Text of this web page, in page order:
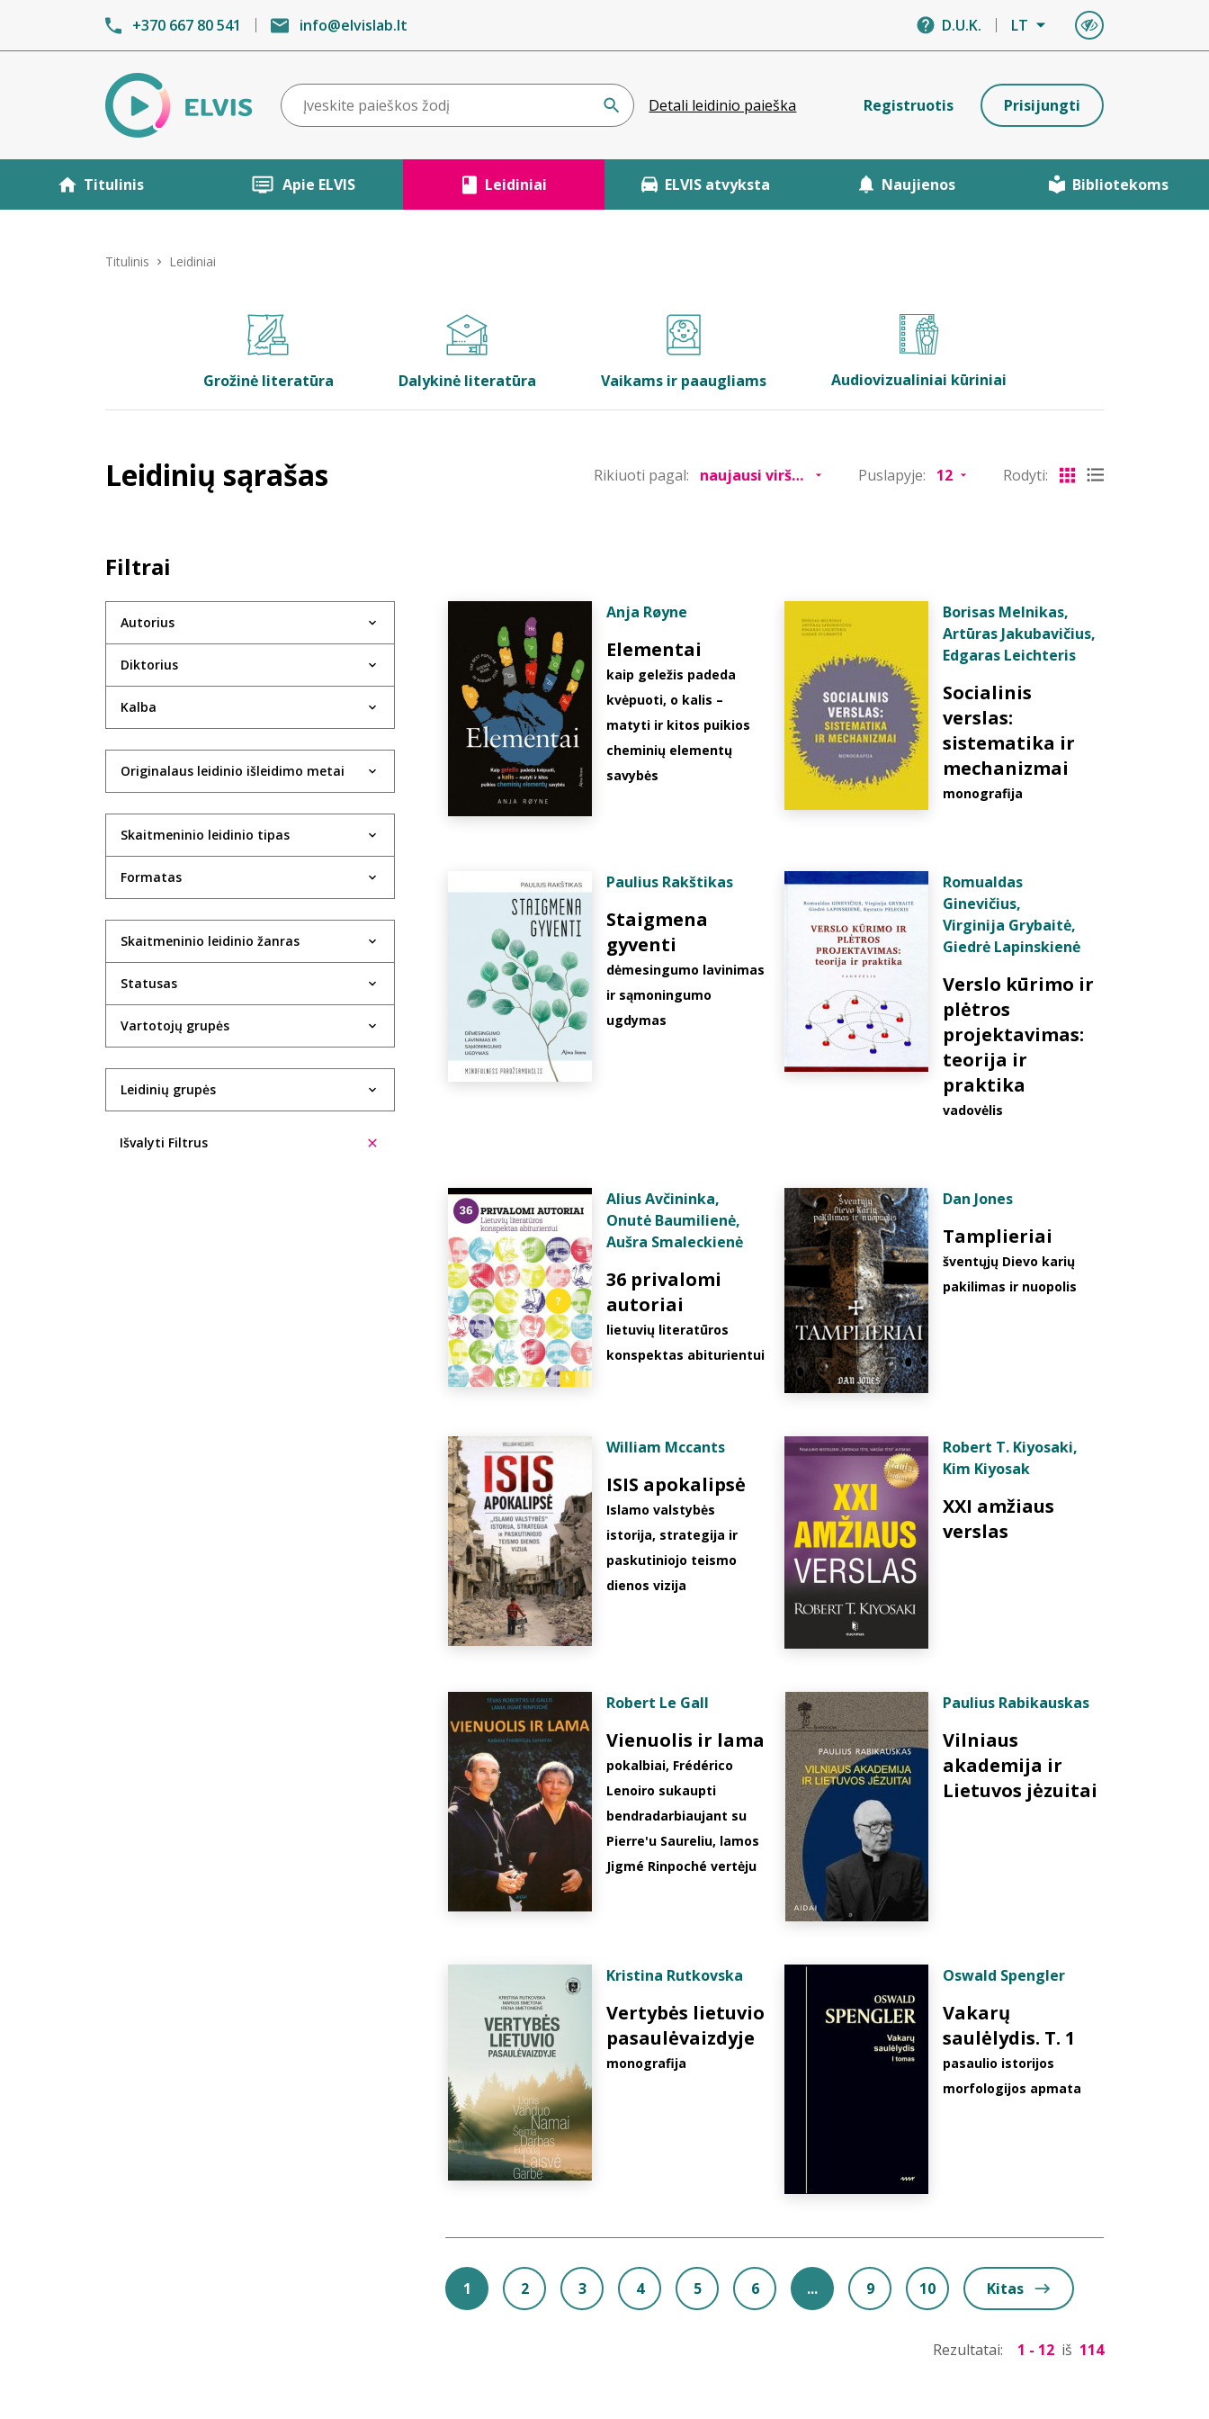
+370 667 80 541 info@elvislab.lt D.U.K. LT
Detali leidinio paieška Registruotis Prisijungti
Titulinis Apie ELVIS Leidiniai ELVIS atvyksta Naujienos Bibliotekoms
Titulinis Leidiniai
Grožinė literatūra Dalykinė literatūra Vaikams ir paaugliams Audiovizualiniai kūriniai
Leidinių sąrašas Rikiuoti pagal: Puslapyje: Rodyti:
Filtrai
Autorius
Diktorius
Kalba
Originalaus leidinio išleidimo metai
Skaitmeninio leidinio tipas
Formatas
Skaitmeninio leidinio žanras
Statusas
Vartotojų grupės
Leidinių grupės
Išvalyti Filtrus
Anja Røyne
Elementai
kaip geležis padeda
kvėpuoti, o kalis –
matyti ir kitos puikios
cheminių elementų
savybės
Borisas Melnikas,
Artūras Jakubavičius,
Edgaras Leichteris
Socialinis
verslas:
sistematika ir
mechanizmai
monografija
Paulius Rakštikas
Staigmena
gyventi
dėmesingumo lavinimas
ir sąmoningumo
ugdymas
Romualdas
Ginevičius,
Virginija Grybaitė,
Giedrė Lapinskienė
Verslo kūrimo ir
plėtros
projektavimas:
teorija ir
praktika
vadovėlis
Alius Avčininka,
Onutė Baumilienė,
Aušra Smaleckienė
36 privalomi
autoriai
lietuvių literatūros
konspektas abiturientui
Dan Jones
Tamplieriai
šventųjų Dievo karių
pakilimas ir nuopolis
William Mccants
ISIS apokalipsė
Islamo valstybės
istorija, strategija ir
paskutiniojo teismo
dienos vizija
Robert T. Kiyosaki,
Kim Kiyosak
XXI amžiaus
verslas
Robert Le Gall
Vienuolis ir lama
pokalbiai, Frédérico
Lenoiro sukaupti
bendradarbiaujant su
Pierre'u Saureliu, lamos
Jigmé Rinpoché vertėju
Paulius Rabikauskas
Vilniaus
akademija ir
Lietuvos jėzuitai
Kristina Rutkovska
Vertybės lietuvio
pasaulėvaizdyje
monografija
Oswald Spengler
Vakarų
saulėlydis. T. 1
pasaulio istorijos
morfologijos apmata
1 2 3 4 5 6 ... 9 10 Kitas
Rezultatai: 1 - 12 iš 114